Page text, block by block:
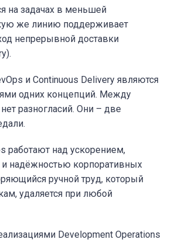
на задачах в меньшей
же линию поддерживает
непрерывной доставки
и Continuous Delivery являются
одних концепций. Между
разногласий. Они – две
работают над ускорением,
надёжностью корпоративных
ручной труд, который
удаляется при любой
Development Operations